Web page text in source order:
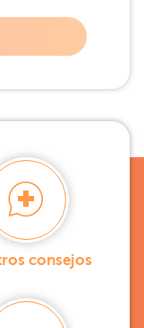
consejos